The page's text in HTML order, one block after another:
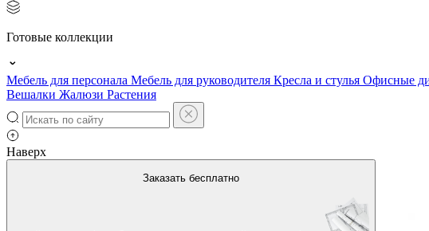
Готовые коллекции
Мебель для персонала Мебель для руководителя Кресла и стулья Офисные
Вешалки Жалюзи Растения
Наверх
Заказать бесплатно
На главную